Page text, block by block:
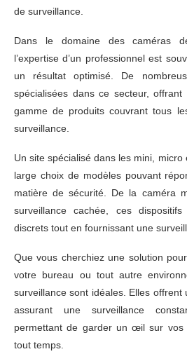
de surveillance.
Dans le domaine des caméras
l’expertise d’un professionnel est
un résultat optimisé. De
spécialisées dans ce secteur,
gamme de produits couvrant tous
surveillance.
Un site spécialisé dans les mini,
large choix de modèles pouvant
matière de sécurité. De la caméra
surveillance cachée, ces
discrets tout en fournissant une
Que vous cherchiez une solution
votre bureau ou tout autre
surveillance sont idéales. Elles offrent
assurant une surveillance
permettant de garder un œil sur vos
tout temps.